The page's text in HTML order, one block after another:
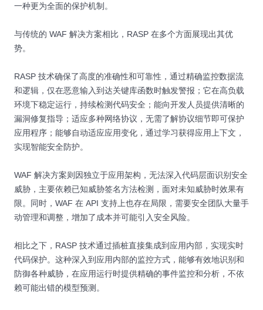
一种更为全面的保护机制。
与传统的 WAF 解决方案相比，RASP 在多个方面展现出其优
势。
RASP 技术确保了高度的准确性和可靠性，通过精确监控数据流
和逻辑，仅在恶意输入到达关键库函数时触发警报；它在高负载
环境下稳定运行，持续检测代码安全；能向开发人员提供清晰的
漏洞修复指导；适应多种网络协议，无需了解协议细节即可保护
应用程序；能够自动适应应用变化，通过学习获得应用上下文，
实现智能安全防护。
WAF 解决方案则因独立于应用架构，无法深入代码层面识别安全
威胁，主要依赖已知威胁签名方法检测，面对未知威胁时效果有
限。同时，WAF 在 API 支持上也存在局限，需要安全团队大量手
动管理和调整，增加了成本并可能引入安全风险。
相比之下，RASP 技术通过插桩直接集成到应用内部，实现实时
代码保护。这种深入到应用内部的监控方式，能够有效地识别和
防御各种威胁，在应用运行时提供精确的事件监控和分析，不依
赖可能出错的模型预测。